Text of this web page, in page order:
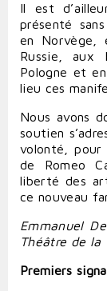
Il est
présenté
en Norvège,
Russie, aux
Pologne et
lieu ces
Nous avons
soutien
volonté, pour
de Romeo
liberté des
ce nouveau
Emmanuel
Théâtre de la
Premiers